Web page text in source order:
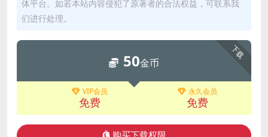
体平台。如若本站内容侵犯了原著者的合法权益，可联系我
们进行处理。
下载
50金币
VIP会员
免费
永久会员
免费